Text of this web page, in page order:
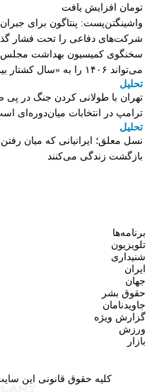
تومان افزایش یافت
واشینگتن‌پست: پنتاگون برای
شرکت‌های دفاعی را تحت فشار
سخنگوی کمیسیون بهداشت
می‌تواند ۱۴۰۶ را به «سال کشتار بیماران» تبدیل کند
تحلیل
تهران با طولانی کردن جنگ در پی
ترامپ در انتخابات میان‌دوره‌ای
تحلیل
نسل معلق؛ ایرانیانی که میان
بازگشت زندگی می‌کنند
برنامه‌ها
تلویزیون
شنیداری
ایران
جهان
حقوق بشر
جاویدنامان
گزارش ویژه
ورزش
بازار
کلیه حقوق قانونی این